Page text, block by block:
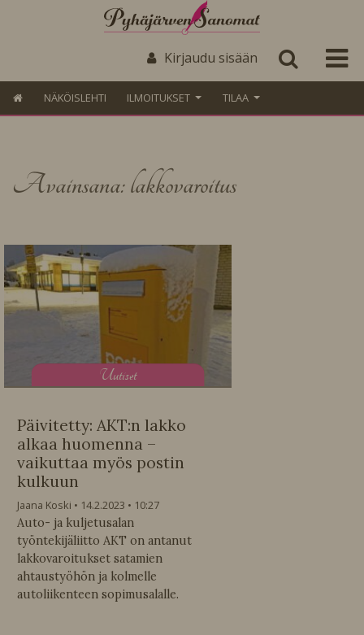
Kirjaudu sisään
NÄKÖISLEHTI ILMOITUKSET TILAA
Avainsana: lakkovaroitus
Uutiset
Päivitetty: AKT:n lakko
alkaa huomenna –
vaikuttaa myös postin
kulkuun
Jaana Koski 14.2.2023
10:27
Auto- ja kuljetusalan
työntekijäliitto AKT on antanut
lakkovaroitukset satamien
ahtaustyöhön ja kolmelle
autoliikenteen sopimusalalle.